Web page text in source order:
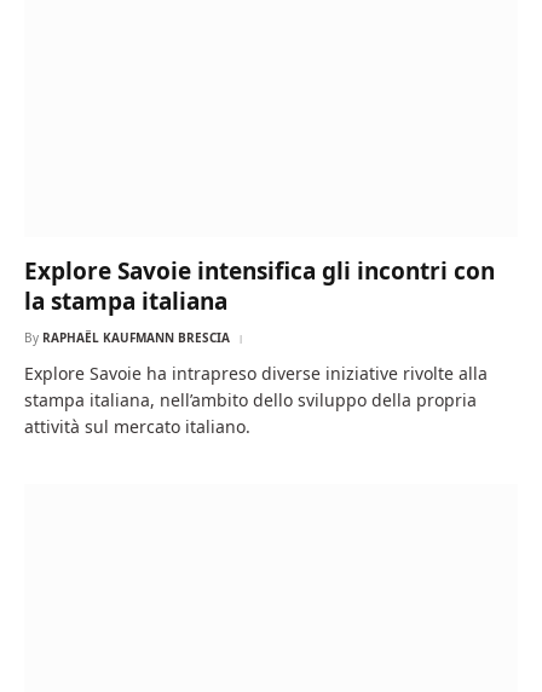
Explore Savoie intensifica gli incontri con
la stampa italiana
By RAPHAËL KAUFMANN BRESCIA
Explore Savoie ha intrapreso diverse iniziative rivolte alla
stampa italiana, nell’ambito dello sviluppo della propria
attività sul mercato italiano.